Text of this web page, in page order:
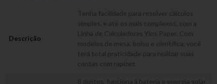
Descrição
Tenha facilidade para resolver cálculos
simples, e até os mais complexos, com a
Linha de Calculadoras Yins Paper. Com
modelos de mesa, bolso e científica, você
terá total praticidade para realizar suas
contas com rapizez.
8 dígitos, funciona à bateria e energia solar,